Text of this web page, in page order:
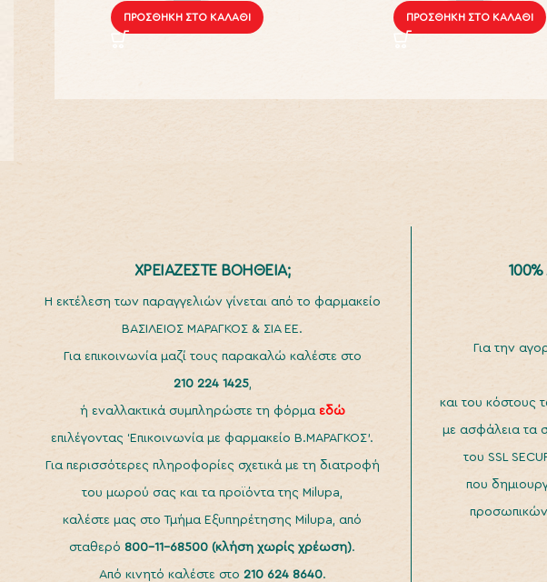
ΠΡΟΣΘΉΚΗ ΣΤΟ ΚΑΛΆΘΙ ΠΡΟΣΘΉΚΗ ΣΤΟ ΚΑΛΆΘΙ
ΧΡΕΙΑΖΕΣΤΕ ΒΟΗΘΕΙΑ;
H εκτέλεση των παραγγελιών γίνεται από το φαρμακείο
ΒΑΣΙΛΕΙΟΣ ΜΑΡΑΓΚΟΣ & ΣΙΑ ΕΕ.
Για επικοινωνία μαζί τους παρακαλώ καλέστε στο
210 224 1425,
ή εναλλακτικά συμπληρώστε τη φόρμα εδώ
επιλέγοντας ‘Επικοινωνία με φαρμακείο Β.ΜΑΡΑΓΚΟΣ’.
Για περισσότερες πληροφορίες σχετικά με τη διατροφή
του μωρού σας και τα προϊόντα της Milupa,
καλέστε μας στο Τμήμα Εξυπηρέτησης Milupa, από
σταθερό 800-11-68500 (κλήση χωρίς χρέωση).
Από κινητό καλέστε στο 210 624 8640.
Για την
και του κόστους
με ασφάλεια τα
του SSL
που
προσωπικών